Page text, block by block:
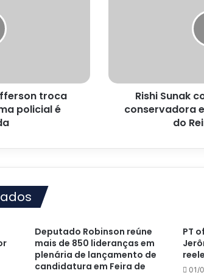
troca
policial é
premiê
Reino
Rishi Sunak
conservadora
do
Deputado Robinson reúne
mais de 850 lideranças em
plenária de lançamento de
candidatura em Feira de
PT
01/